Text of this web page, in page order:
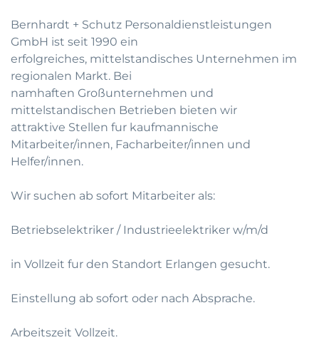
Bernhardt + Schutz Personaldienstleistungen
GmbH ist seit 1990 ein
erfolgreiches, mittelstandisches Unternehmen im
regionalen Markt. Bei
namhaften Großunternehmen und
mittelstandischen Betrieben bieten wir
attraktive Stellen fur kaufmannische
Mitarbeiter/innen, Facharbeiter/innen und
Helfer/innen.
Wir suchen ab sofort Mitarbeiter als:
Betriebselektriker / Industrieelektriker w/m/d
in Vollzeit fur den Standort Erlangen gesucht.
Einstellung ab sofort oder nach Absprache.
Arbeitszeit Vollzeit.